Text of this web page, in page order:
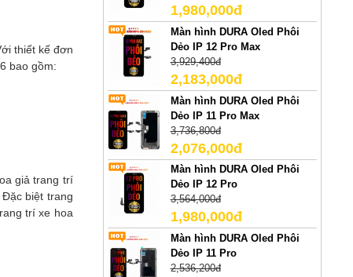
thiết kế đơn
bao gồm:
giả trang trí
biệt trang
trí xe hoa
1,980,000đ
Màn hình DURA Oled Phôi
Dẻo IP 12 Pro Max
3,929,400đ
2,183,000đ
Màn hình DURA Oled Phôi
Dẻo IP 11 Pro Max
3,736,800đ
2,076,000đ
Màn hình DURA Oled Phôi
Dẻo IP 12 Pro
3,564,000đ
1,980,000đ
Màn hình DURA Oled Phôi
Dẻo IP 11 Pro
2,536,200đ